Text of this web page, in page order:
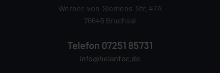
Werner-von-Siemens-Str. 47A
76646 Bruchsal
Telefon 07251 85731
info@helantec.de